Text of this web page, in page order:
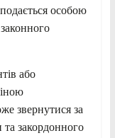
особою
або
звернутися за
закордонного